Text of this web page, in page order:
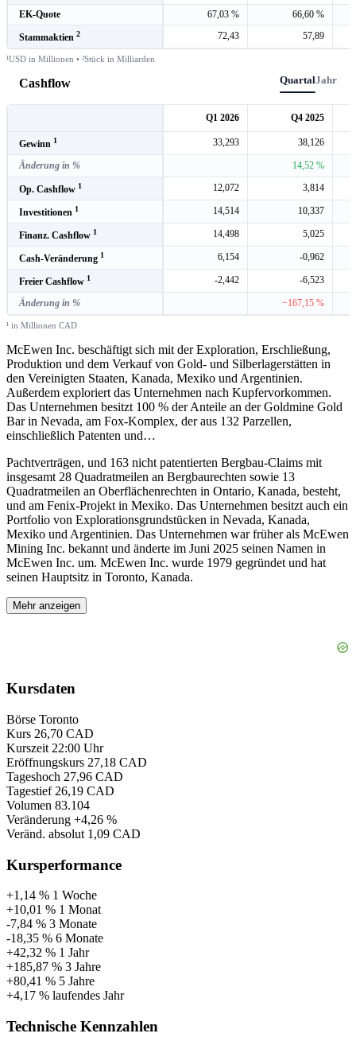
EK-Quote
67,03 % 66,60 %
Stammaktien 2 72,43 57,89
¹USD in Millionen • ²Stück in Milliarden
Cashflow QuartalJahr
Q1 2026 Q4 2025
Gewinn 1 33,293 38,126
Änderung in % 14,52 %
Op. Cashflow 1 12,072 3,814
Investitionen 1 14,514 10,337
Finanz. Cashflow 1 14,498 5,025
Cash-Veränderung 1 6,154 -0,962
Freier Cashflow 1 -2,442 -6,523
Änderung in % −167,15 %
¹ in Millionen CAD
McEwen Inc. beschäftigt sich mit der Exploration, Erschließung,
Produktion und dem Verkauf von Gold- und Silberlagerstätten in
den Vereinigten Staaten, Kanada, Mexiko und Argentinien.
Außerdem exploriert das Unternehmen nach Kupfervorkommen.
Das Unternehmen besitzt 100 % der Anteile an der Goldmine Gold
Bar in Nevada, am Fox-Komplex, der aus 132 Parzellen,
einschließlich Patenten und…
Pachtverträgen, und 163 nicht patentierten Bergbau-Claims mit
insgesamt 28 Quadratmeilen an Bergbaurechten sowie 13
Quadratmeilen an Oberflächenrechten in Ontario, Kanada, besteht,
und am Fenix-Projekt in Mexiko. Das Unternehmen besitzt auch ein
Portfolio von Explorationsgrundstücken in Nevada, Kanada,
Mexiko und Argentinien. Das Unternehmen war früher als McEwen
Mining Inc. bekannt und änderte im Juni 2025 seinen Namen in
McEwen Inc. um. McEwen Inc. wurde 1979 gegründet und hat
seinen Hauptsitz in Toronto, Kanada.
Mehr anzeigen
Kursdaten
Börse Toronto
Kurs 26,70 CAD
Kurszeit 22:00 Uhr
Eröffnungskurs 27,18 CAD
Tageshoch 27,96 CAD
Tagestief 26,19 CAD
Volumen 83.104
Veränderung +4,26 %
Veränd. absolut 1,09 CAD
Kursperformance
+1,14 % 1 Woche
+10,01 % 1 Monat
-7,84 % 3 Monate
-18,35 % 6 Monate
+42,32 % 1 Jahr
+185,87 % 3 Jahre
+80,41 % 5 Jahre
+4,17 % laufendes Jahr
Technische Kennzahlen